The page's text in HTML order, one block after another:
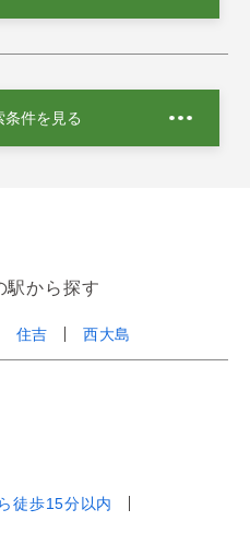
条件を見る
駅から探す
住吉 西大島
徒歩15分以内